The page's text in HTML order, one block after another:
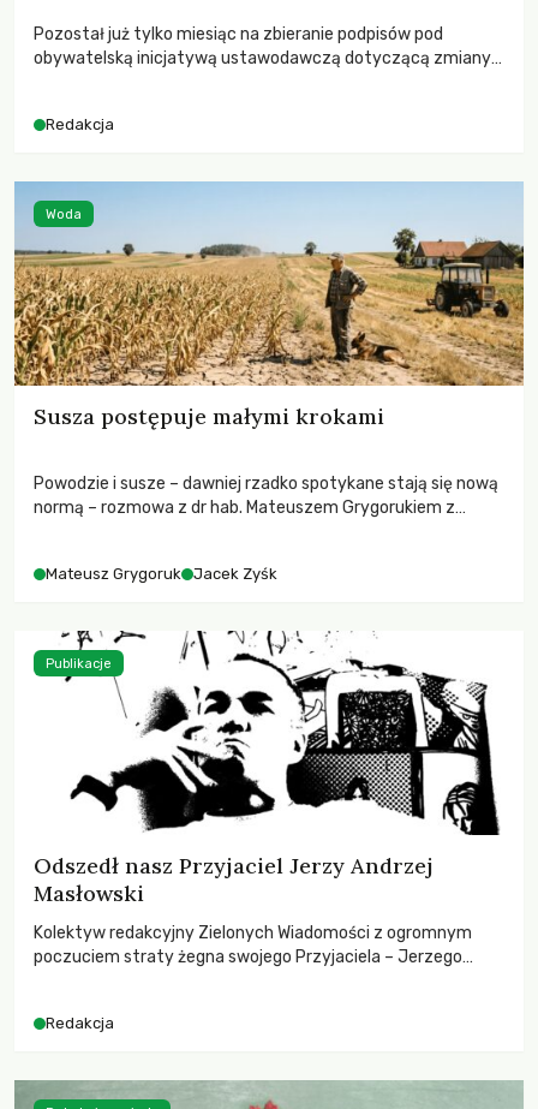
Pozostał już tylko miesiąc na zbieranie podpisów pod
obywatelską inicjatywą ustawodawczą dotyczącą zmiany
niezwykle korzystne rozwiązania dla przyrody i zwierząt,
funkcjonowania łowiectwa w Polsce.
Redakcja
Susza postępuje małymi krokami
Powodzie i susze – dawniej rzadko spotykane stają się nową
normą – rozmowa z dr hab. Mateuszem Grygorukiem z
Mateusz Grygoruk Jacek Zyśk
Woda
Odszedł nasz Przyjaciel Jerzy Andrzej
Masłowski
Kolektyw redakcyjny Zielonych Wiadomości z ogromnym
poczuciem straty żegna swojego Przyjaciela – Jerzego
Redakcja
Publikacje